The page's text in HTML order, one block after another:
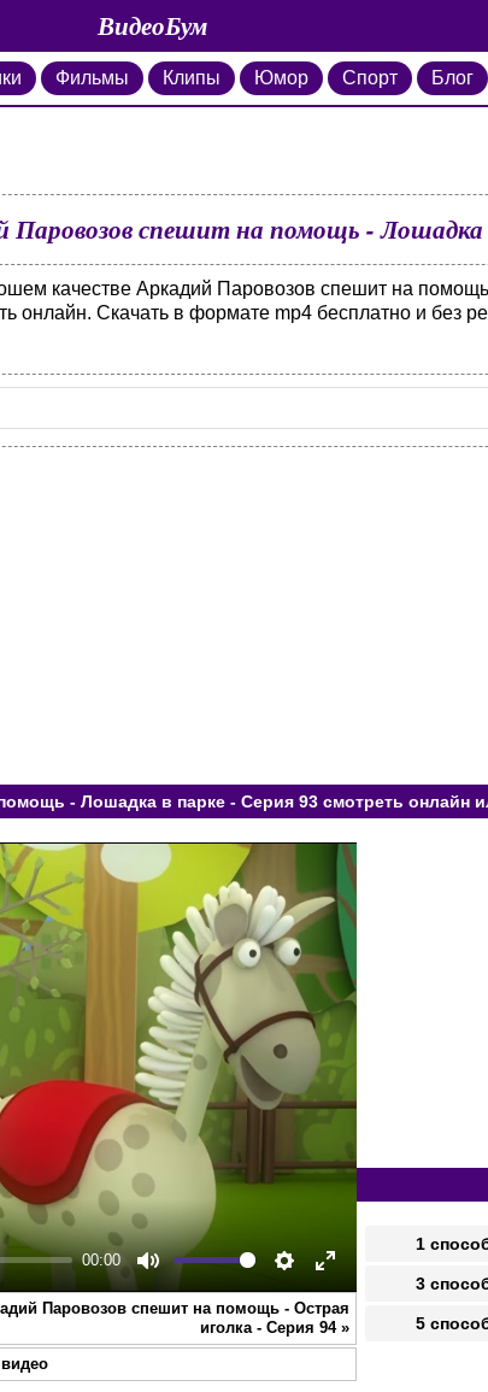
ВидеоБум
Фильмы Клипы Юмор Спорт Блог
Паровозов спешит на помощь - Лошадка
качестве Аркадий Паровозов спешит на
онлайн. Скачать в формате mp4 бесплатно и без
- Лошадка в парке - Серия 93 смотреть онлайн
00:00
Mute Settings
Enter
fullscreen
Паровозов спешит на помощь - Острая
иголка - Серия 94»
1
3
5